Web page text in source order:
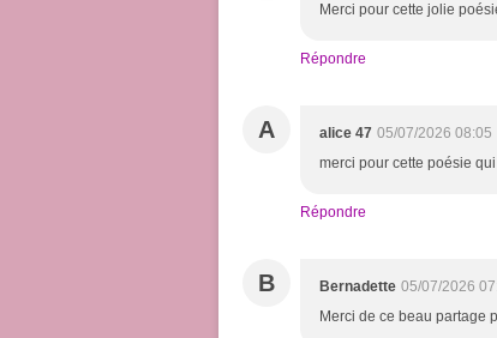
Merci pour cette jolie
Répondre
A alice 47 05/07/2026 08:05
merci pour cette poésie
Répondre
B Bernadette 05/07/2026
Merci de ce beau partage